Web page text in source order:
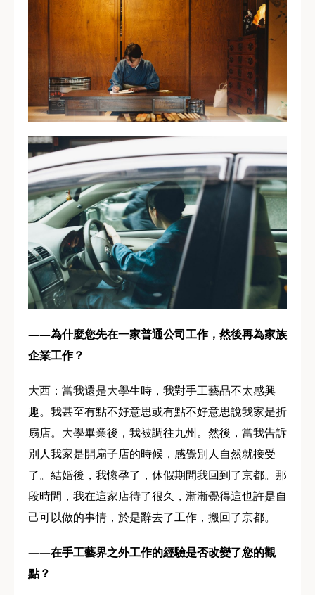
——為什麼您先在一家普通公司工作，然後再為家族
企業工作？
大西：當我還是大學生時，我對手工藝品不太感興
趣。我甚至有點不好意思或有點不好意思說我家是折
扇店。大學畢業後，我被調往九州。然後，當我告訴
別人我家是開扇子店的時候，感覺別人自然就接受
了。結婚後，我懷孕了，休假期間我回到了京都。那
段時間，我在這家店待了很久，漸漸覺得這也許是自
己可以做的事情，於是辭去了工作，搬回了京都。
——在手工藝界之外工作的經驗是否改變了您的觀
點？